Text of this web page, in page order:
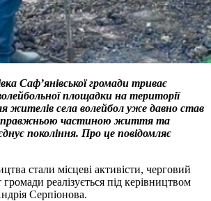
Саф’янівської громади триває
площадки на території
жителів села волейбол уже давно став
частиною життя та
покоління. Про це повідомляє
стали місцеві активісти, черговий
реалізується під керівництвом
Серпіонова.